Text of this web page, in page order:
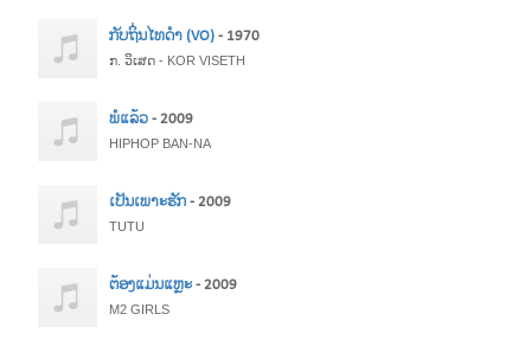
ກັບຖິ່ນໄທດຳ (VO)- 1970
ກ. ວິເສດ - KOR VISETH
ພໍແລ້ວ- 2009
HIPHOP BAN-NA
ເປັນເພາະຮັກ- 2009
TUTU
ຕ້ອງແມ່ນແຫຼະ- 2009
M2 GIRLS